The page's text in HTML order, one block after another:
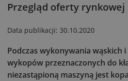
Przegląd oferty rynkowej
Data publikacji: 30.10.2020
Podczas wykonywania wąskich
wykopów przeznaczonych do
niezastąpioną maszyną jest